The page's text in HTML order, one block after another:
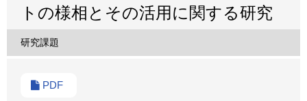
トの様相とその活用に関する研究
研究課題
PDF